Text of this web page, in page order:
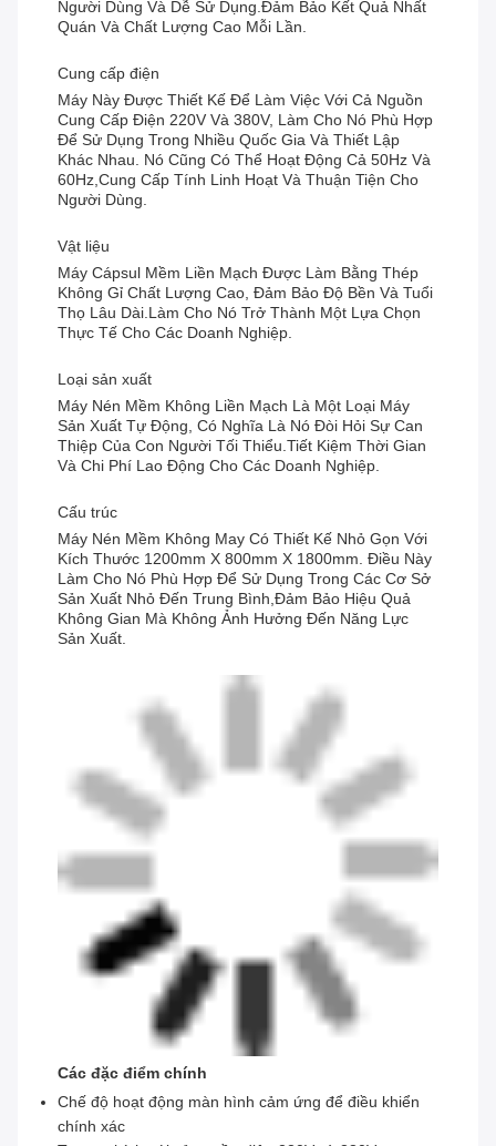
Người Dùng Và Dễ Sử Dụng.đảm Bảo Kết Quả Nhất
Quán Và Chất Lượng Cao Mỗi Lần.
Cung cấp điện
Máy Này Được Thiết Kế Để Làm Việc Với Cả Nguồn
Cung Cấp Điện 220V Và 380V, Làm Cho Nó Phù Hợp
Để Sử Dụng Trong Nhiều Quốc Gia Và Thiết Lập
Khác Nhau. Nó Cũng Có Thể Hoạt Động Cả 50Hz Và
60Hz,cung Cấp Tính Linh Hoạt Và Thuận Tiện Cho
Người Dùng.
Vật liệu
Máy Cápsul Mềm Liền Mạch Được Làm Bằng Thép
Không Gỉ Chất Lượng Cao, Đảm Bảo Độ Bền Và Tuổi
Thọ Lâu Dài.làm Cho Nó Trở Thành Một Lựa Chọn
Thực Tế Cho Các Doanh Nghiệp.
Loại sản xuất
Máy Nén Mềm Không Liền Mạch Là Một Loại Máy
Sản Xuất Tự Động, Có Nghĩa Là Nó Đòi Hỏi Sự Can
Thiệp Của Con Người Tối Thiểu.tiết Kiệm Thời Gian
Và Chi Phí Lao Động Cho Các Doanh Nghiệp.
Cấu trúc
Máy Nén Mềm Không May Có Thiết Kế Nhỏ Gọn Với
Kích Thước 1200mm X 800mm X 1800mm. Điều Này
Làm Cho Nó Phù Hợp Để Sử Dụng Trong Các Cơ Sở
Sản Xuất Nhỏ Đến Trung Bình,đảm Bảo Hiệu Quả
Không Gian Mà Không Ảnh Hưởng Đến Năng Lực
Sản Xuất.
Các đặc điểm chính
Chế độ hoạt động màn hình cảm ứng để điều khiển
chính xác